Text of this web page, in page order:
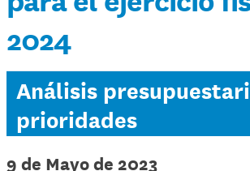
2024
Análisis
prioridades
9 de Mayo de 2023